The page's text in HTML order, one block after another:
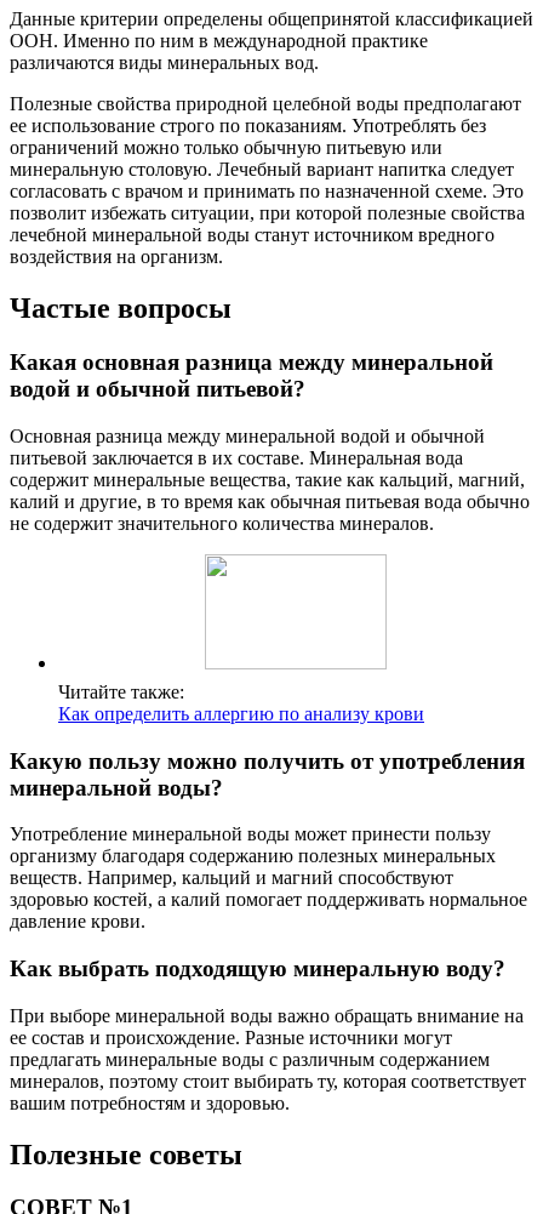
Данные критерии определены общепринятой классификацией
ООН. Именно по ним в международной практике
различаются виды минеральных вод.
Полезные свойства природной целебной воды предполагают
ее использование строго по показаниям. Употреблять без
ограничений можно только обычную питьевую или
минеральную столовую. Лечебный вариант напитка следует
согласовать с врачом и принимать по назначенной схеме. Это
позволит избежать ситуации, при которой полезные свойства
лечебной минеральной воды станут источником вредного
воздействия на организм.
Частые вопросы
Какая основная разница между минеральной
водой и обычной питьевой?
Основная разница между минеральной водой и обычной
питьевой заключается в их составе. Минеральная вода
содержит минеральные вещества, такие как кальций, магний,
калий и другие, в то время как обычная питьевая вода обычно
не содержит значительного количества минералов.
Читайте также:
Как определить аллергию по анализу крови
Какую пользу можно получить от употребления
минеральной воды?
Употребление минеральной воды может принести пользу
организму благодаря содержанию полезных минеральных
веществ. Например, кальций и магний способствуют
здоровью костей, а калий помогает поддерживать нормальное
давление крови.
Как выбрать подходящую минеральную воду?
При выборе минеральной воды важно обращать внимание на
ее состав и происхождение. Разные источники могут
предлагать минеральные воды с различным содержанием
минералов, поэтому стоит выбирать ту, которая соответствует
вашим потребностям и здоровью.
Полезные советы
СОВЕТ №1